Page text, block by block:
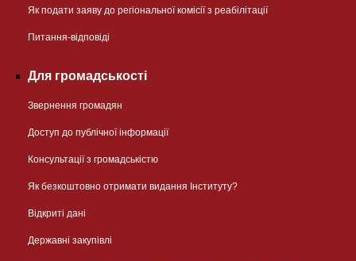
Як подати заяву до регіональної комісії з реабілітації
Питання-відповіді
Для громадськості
Звернення громадян
Доступ до публічної інформації
Консультації з громадськістю
Як безкоштовно отримати видання Інституту?
Відкриті дані
Державні закупівлі